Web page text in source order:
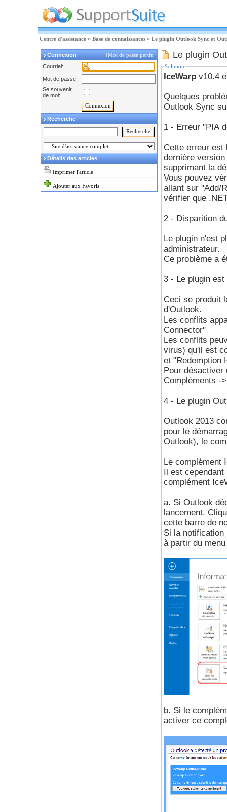
Centre d'assistance » Base de connaissances » Le plugin Outlook Sync et
Connexion
[Mot de passe perdu]
Courriel:
Mot de passe:
Se souvenir
de moi:
Recherche
Détails des articles
Imprimer l'article
Ajouter aux Favoris
Le plugin
Solution
IceWarp v10.4
Quelques
Outlook Sync
1 - Erreur "PIA
Cette erreur est
dernière version
supprimant la
Vous pouvez
allant sur "Add/
vérifier que
2 - Disparition
Le plugin n'est
administrateur.
Ce problème a
3 - Le plugin
Ceci se produit
d'Outlook.
Les conflits
Connector"
Les conflits
virus) qu'il est
et "Redemption
Pour désactiver
Compléments -
4 - Le plugin
Outlook 2013
pour le
Outlook), le
Le complément
Il est
complément
a. Si Outlook
lancement.
cette barre de
Si la
à partir du
b. Si le
activer ce